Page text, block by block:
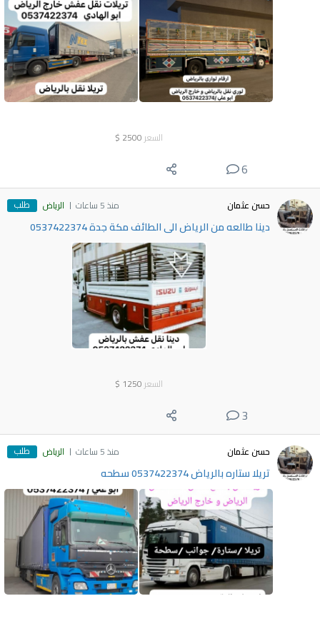
السعر 2500
$
6
حسن عثمان منذ 5 ساعات الرياض طلب
دينا طالعه من الرياض الى الطائف مكة جدة 0537422374
السعر 1250
$
3
حسن عثمان منذ 5 ساعات الرياض طلب
تريلا ستاره بالرياض 0537422374 سطحه